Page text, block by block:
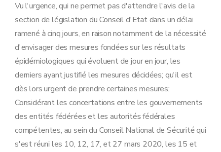
Vu l'urgence, qui ne permet pas d'attendre l'avis de la
section de législation du Conseil d'Etat dans un délai
ramené à cinq jours, en raison notamment de la nécessité
d'envisager des mesures fondées sur les résultats
épidémiologiques qui évoluent de jour en jour, les
derniers ayant justifié les mesures décidées; qu'il est
dès lors urgent de prendre certaines mesures;
Considérant les concertations entre les gouvernements
des entités fédérées et les autorités fédérales
compétentes, au sein du Conseil National de Sécurité qui
s'est réuni les 10, 12, 17, et 27 mars 2020, les 15 et